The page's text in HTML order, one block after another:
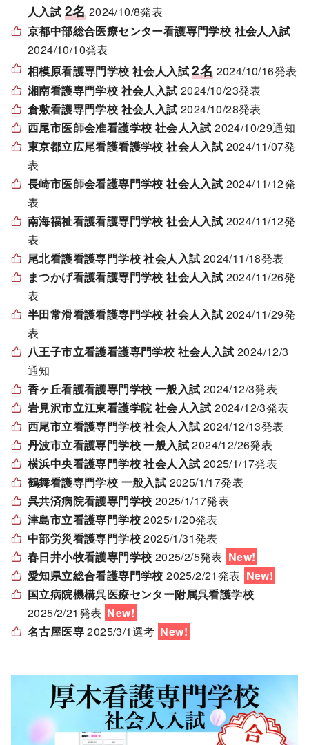
人入試 2名 2024/10/8発表
京都中部総合医療センター看護専門学校 社会人入試
2024/10/10発表
相模原看護専門学校 社会人入試2名 2024/10/16発表
湘南看護専門学校 社会人入試 2024/10/23発表
倉敷看護専門学校 社会人入試 2024/10/28発表
西尾市医師会准看護学校 社会人入試 2024/10/29通知
東京都立広尾看護看護学校 社会人入試 2024/11/07発
表
長崎市医師会看護専門学校 社会人入試 2024/11/12発
表
南海福祉看護看護専門学校 社会人入試 2024/11/12発
表
尾北看護看護専門学校 社会人入試 2024/11/18発表
まつかげ看護看護専門学校 社会人入試 2024/11/26発
表
半田常滑看護看護専門学校 社会人入試 2024/11/29発
表
八王子市立看護看護専門学校 社会人入試 2024/12/3
通知
香ヶ丘看護看護専門学校 一般入試 2024/12/3発表
岩見沢市立江東看護学院 社会人入試 2024/12/3発表
西尾市立看護専門学校社会人入試 2024/12/13発表
丹波市立看護専門学校 一般入試2024/12/26発表
横浜中央看護専門学校 社会人入試 2025/1/17発表
鶴舞看護専門学校 一般入試 2025/1/17発表
呉共済病院看護専門学校 2025/1/17発表
津島市立看護専門学校2025/1/20発表
中部労災看護専門学校2025/1/31発表
春日井小牧看護専門学校 2025/2/5発表
愛知県立総合看護専門学校 2025/2/21発表
国立病院機構呉医療センター附属呉看護学校
2025/2/21発表
名古屋医専2025/3/1選考